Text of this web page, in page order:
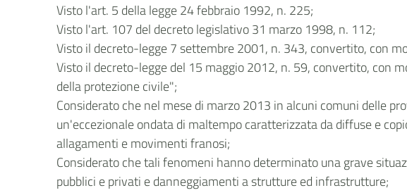
Visto l'art. 5 della legge 24 febbraio 1992, n. 225;
Visto l'art. 107 del decreto legislativo 31 marzo 1998, n. 112;
Visto il decreto-legge 7 settembre 2001, n. 343, convertito, con
Visto il decreto-legge del 15 maggio 2012, n. 59, convertito, con
della protezione civile";
Considerato che nel mese di marzo 2013 in alcuni comuni delle
un'eccezionale ondata di maltempo caratterizzata da diffuse e
allagamenti e movimenti franosi;
Considerato che tali fenomeni hanno determinato una grave
pubblici e privati e danneggiamenti a strutture ed infrastrutture;